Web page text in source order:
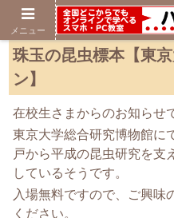
珠玉の昆虫標本【東
ン】
在校生さまからのお知らせ
東京大学総合研究博物館に
戸から平成の昆虫研究を支
しているそうです。
入場無料ですので、ご興味
ください。
メニュー